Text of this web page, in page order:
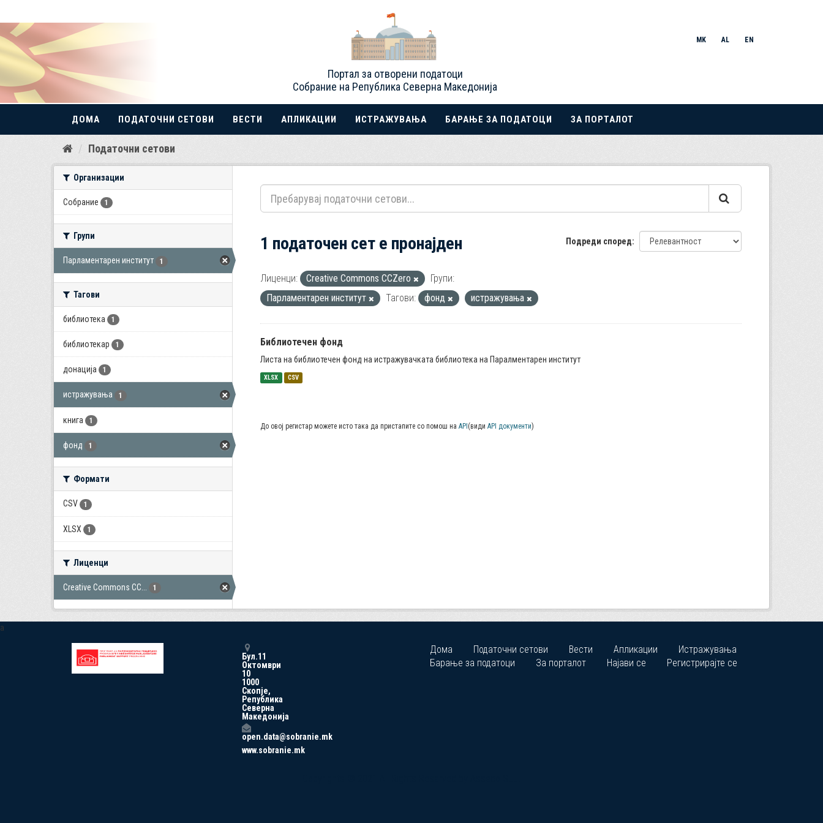
Прескокнете
Портал за отворени податоци
Собрание на Република Северна Македонија
MK AL EN
ДОМА ПОДАТОЧНИ СЕТОВИ ВЕСТИ АПЛИКАЦИИ ИСТРАЖУВАЊА БАРАЊЕ ЗА ПОДАТОЦИ ЗА ПОРТАЛОТ
Податочни сетови
Организации
Собрание 1
Групи
Парламентарен институт 1
Тагови
библиотека 1
библиотекар 1
донација 1
истражувања 1
книга 1
фонд 1
Формати
CSV 1
XLSX 1
Лиценци
Creative Commons CC... 1
Подреди според
1 податочен сет е пронајден
Лиценци: Creative Commons CCZero
Групи:
Парламентарен институт
Тагови: фонд истражувања
Библиотечен фонд
Листа на библиотечен фонд на истражувачката библиотека на Паралментарен институт
XLSX CSV
До овој регистар можете исто така да пристапите со помош на API (види API документи)
a
Бул.11
Октомври
10
1000
Скопје,
Република
Северна
Македонија
open.data@sobranie.mk
www.sobranie.mk
Дома Податочни сетови Вести Апликации
Истражувања
Барање за податоци
За порталот Најави се Регистрирајте се